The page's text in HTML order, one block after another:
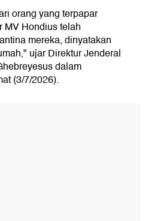
orang yang terpapar
MV Hondius telah
mereka, dinyatakan
ujar Direktur Jenderal
dalam
(3/7/2026).